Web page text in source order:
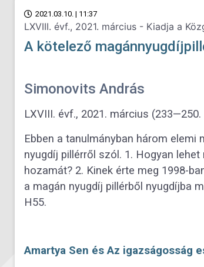
2021.03.10. | 11:37
LXVIII. évf., 2021. március - Kiadja a
A kötelező
Simonovits András
LXVIII. évf., 2021. március
Ebben a tanulmányban három
nyugdíj pillérről szól. 1. Hogyan
hozamát? 2. Kinek érte meg 1998-
a magán nyugdíj pillérből nyugdíjba
H55.
Amartya Sen és Az igazságosság